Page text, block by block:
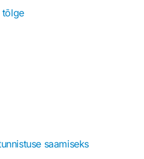
tõlge
saamiseks